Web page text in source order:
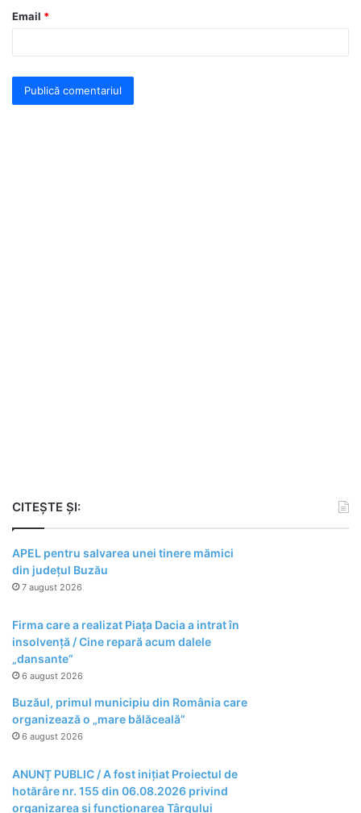
*
Email *
CITEȘTE ȘI:
APEL pentru salvarea unei tinere mămici
din județul Buzău
7 august 2026
Firma care a realizat Piața Dacia a intrat în
insolvență / Cine repară acum dalele
„dansante”
6 august 2026
Buzăul, primul municipiu din România care
organizează o „mare bălăceală”
6 august 2026
ANUNȚ PUBLIC / A fost inițiat Proiectul de
hotărâre nr. 155 din 06.08.2026 privind
organizarea şi funcţionarea Târgului